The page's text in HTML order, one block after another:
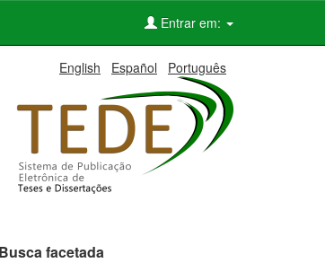
Entrar em:
English Español Português
Busca facetada